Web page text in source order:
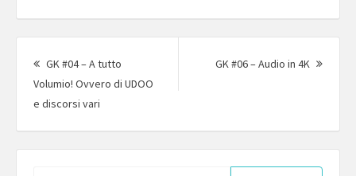
Navigazione
articoloGK #04 – A tutto
Volumio! Ovvero di UDOO
e discorsi vari
GK #06 – Audio in 4K